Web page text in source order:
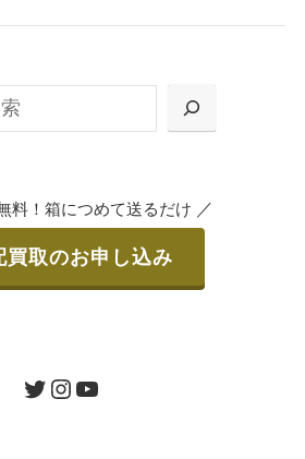
要の「集荷申込」からお選び
料！箱につめて送るだけ ／
買取のお申し込み
ツイッターインスタグラムユーチューブ